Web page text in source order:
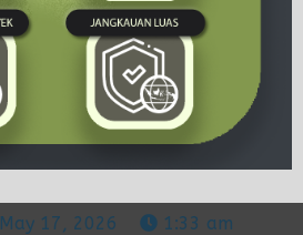
May 17, 2026 1:33 am